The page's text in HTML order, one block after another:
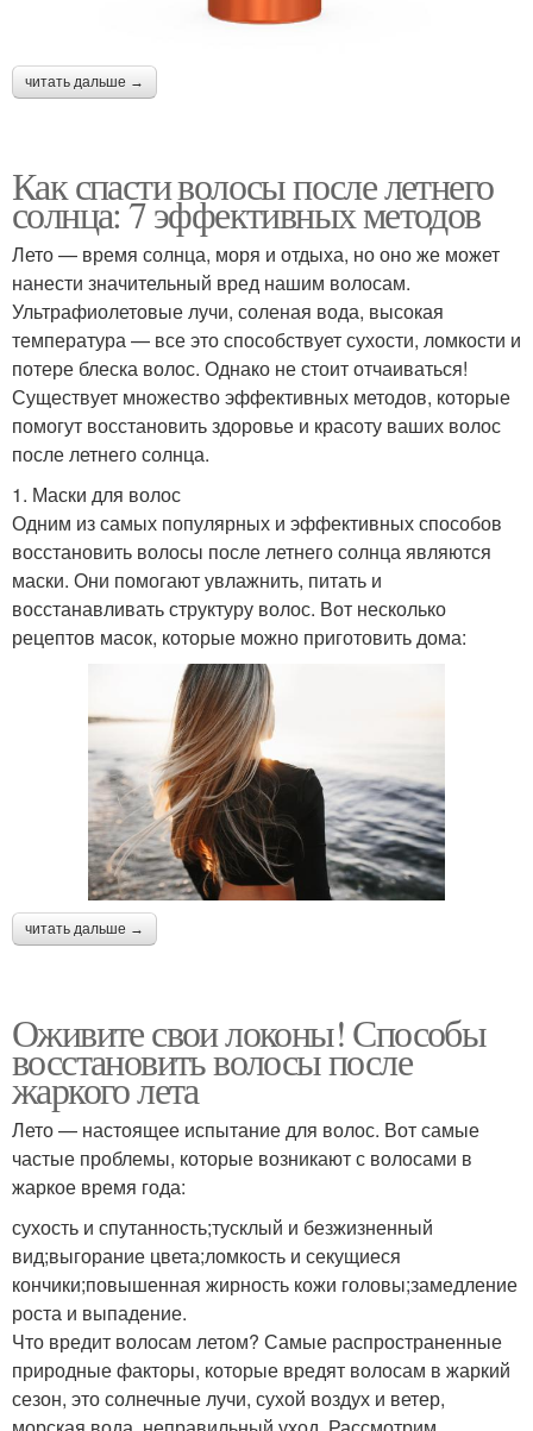
читать дальше →
Как спасти волосы после летнего
солнца: 7 эффективных методов
Лето — время солнца, моря и отдыха, но оно же может
нанести значительный вред нашим волосам.
Ультрафиолетовые лучи, соленая вода, высокая
температура — все это способствует сухости, ломкости и
потере блеска волос. Однако не стоит отчаиваться!
Существует множество эффективных методов, которые
помогут восстановить здоровье и красоту ваших волос
после летнего солнца.
1. Маски для волос
Одним из самых популярных и эффективных способов
восстановить волосы после летнего солнца являются
маски. Они помогают увлажнить, питать и
восстанавливать структуру волос. Вот несколько
рецептов масок, которые можно приготовить дома:
читать дальше →
Оживите свои локоны! Способы
восстановить волосы после
жаркого лета
Лето — настоящее испытание для волос. Вот самые
частые проблемы, которые возникают с волосами в
жаркое время года:
сухость и спутанность;тусклый и безжизненный
вид;выгорание цвета;ломкость и секущиеся
кончики;повышенная жирность кожи головы;замедление
роста и выпадение.
Что вредит волосам летом? Самые распространенные
природные факторы, которые вредят волосам в жаркий
сезон, это солнечные лучи, сухой воздух и ветер,